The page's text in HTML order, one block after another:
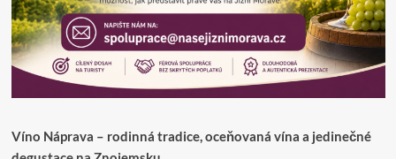
Víno Náprava – rodinná tradice, oceňovaná vína a jedinečné